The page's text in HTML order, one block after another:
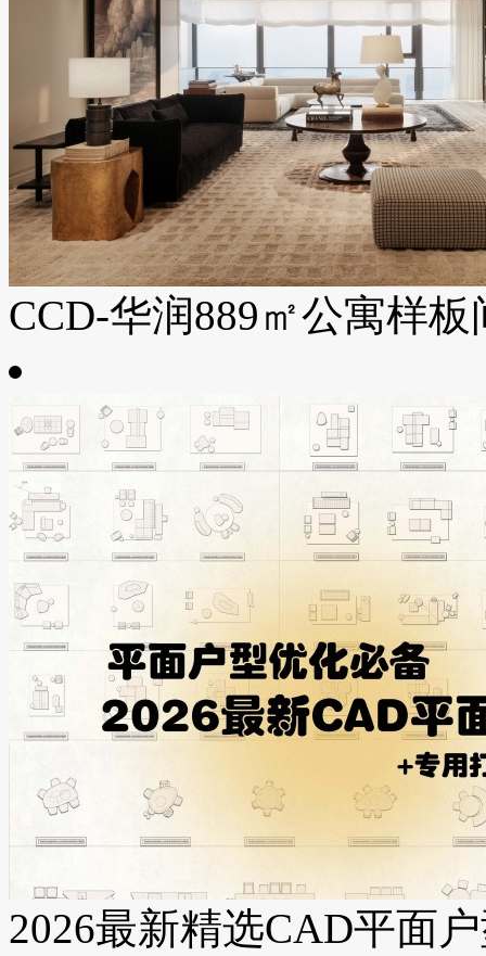
CCD-华润889㎡公寓样板
2026最新精选CAD平面